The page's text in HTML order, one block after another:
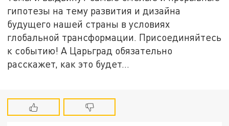
гипотезы на тему развития и дизайна
будущего нашей страны в условиях
глобальной трансформации. Присоединяйтесь
к событию! А Царьград обязательно
расскажет, как это будет...